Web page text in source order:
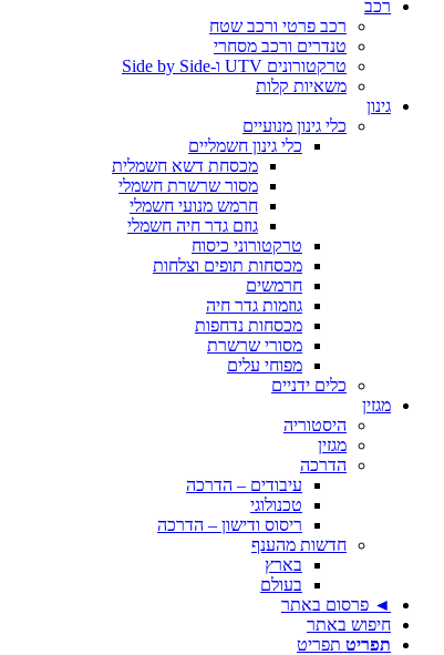
רכב
רכב פרטי ורכב שטח
טנדרים ורכב מסחרי
טרקטורונים UTV ו-Side by Side
משאיות קלות
גינון
כלי גינון מנועיים
כלי גינון חשמליים
מכסחת דשא חשמלית
מסור שרשרת חשמלי
חרמש מנועי חשמלי
גוזם גדר חיה חשמלי
טרקטורוני כיסוח
מכסחות תופים וצלחות
חרמשים
גוזמות גדר חיה
מכסחות נדחפות
מסורי שרשרת
מפוחי עלים
כלים ידניים
מגזין
היסטוריה
מגזין
הדרכה
עיבודים – הדרכה
טכנולוגי
ריסוס ודישון – הדרכה
חדשות מהענף
בארץ
בעולם
◄ פרסום באתר
חיפוש באתר
תפריט תפריט